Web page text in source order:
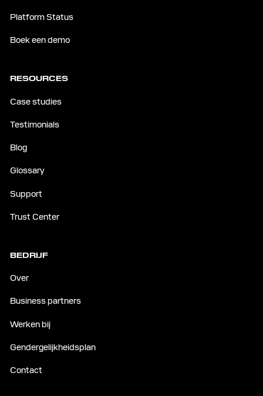
Platform Status
Boek een demo
RESOURCES
Case studies
Testimonials
Blog
Glossary
Support
Trust Center
BEDRIJF
Over
Business partners
Werken bij
Gendergelijkheidsplan
Contact